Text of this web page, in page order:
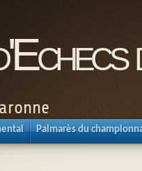
Palmarès du